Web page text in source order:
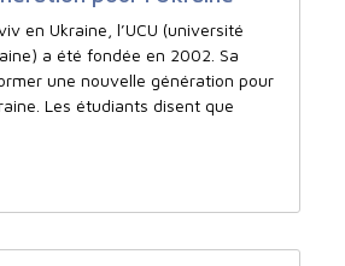
en Ukraine, l’UCU (université
a été fondée en 2002. Sa
une nouvelle génération pour
Les étudiants disent que